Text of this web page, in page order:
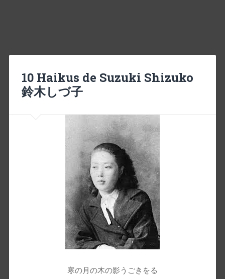
10 Haikus de Suzuki Shizuko
鈴木しづ子
寒の月の木の影うごきをる